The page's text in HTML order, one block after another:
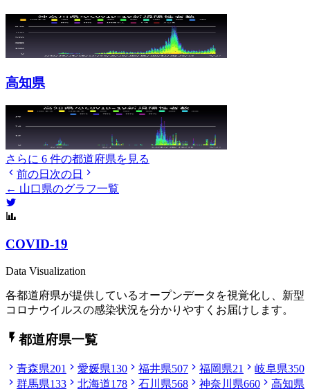
高知県
さらに 6 件の都道府県を見る
前の日 次の日
← 山口県のグラフ一覧
COVID-19
Data Visualization
各都道府県が提供しているオープンデータを視覚化し、新型
コロナウイルスの感染状況を分かりやすくお届けします。
都道府県一覧
青森県201 愛媛県130 福井県507 福岡県21 岐阜県350
群馬県133 北海道178 石川県568 神奈川県660 高知県